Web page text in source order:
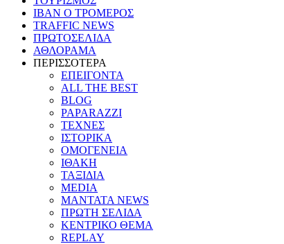
ΙΒΑΝ Ο ΤΡΟΜΕΡΟΣ
TRAFFIC NEWS
ΠΡΩΤΟΣΕΛΙΔΑ
ΑΘΛΟΡΑΜΑ
ΠΕΡΙΣΣΟΤΕΡΑ
ΕΠΕΙΓΟΝΤΑ
ALL THE BEST
BLOG
PAPARAZZI
ΤΕΧΝΕΣ
ΙΣΤΟΡΙΚΑ
ΟΜΟΓΕΝΕΙΑ
ΙΘΑΚΗ
ΤΑΞΙΔΙΑ
MEDIA
MANTATA NEWS
ΠΡΩΤΗ ΣΕΛΙΔΑ
ΚΕΝΤΡΙΚΟ ΘΕΜΑ
REPLAY